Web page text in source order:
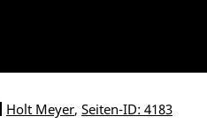
Holt Meyer, Seiten-ID: 4183